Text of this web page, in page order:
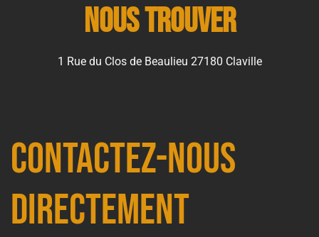
Nous trouver
1 Rue du Clos de Beaulieu 27180 Claville
Contactez-nous
directement